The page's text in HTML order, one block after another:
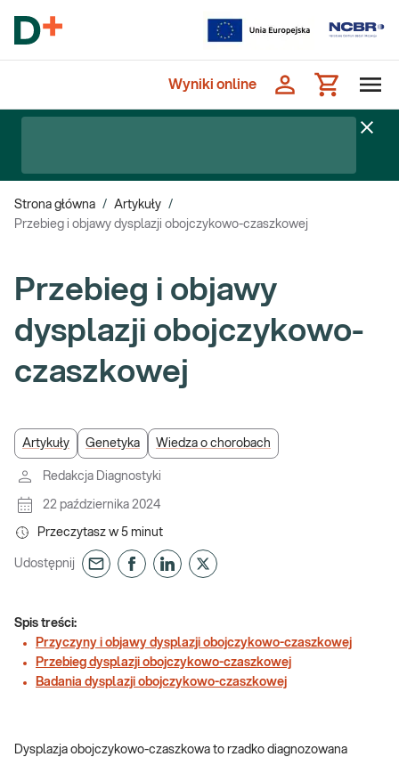
Wyniki online
Strona główna / Artykuły /
Przebieg i objawy dysplazji obojczykowo-czaszkowej
Przebieg i objawy
dysplazji obojczykowo-
czaszkowej
Artykuły Genetyka Wiedza o chorobach
Redakcja Diagnostyki
22 października 2024
Przeczytasz w 5 minut
Udostępnij
Spis treści:
Przyczyny i objawy dysplazji obojczykowo-czaszkowej
Przebieg dysplazji obojczykowo-czaszkowej
Badania dysplazji obojczykowo-czaszkowej
Dysplazja obojczykowo-czaszkowa to rzadko diagnozowana